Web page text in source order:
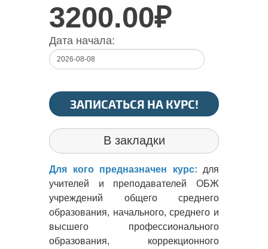
3200.00₽
Дата начала:
ЗАПИСАТЬСЯ НА КУРС!
В закладки
Для кого предназначен курс:
для
учителей и преподавателей ОБЖ
учреждений общего среднего
образования, начального, среднего и
высшего профессионального
образования, коррекционного